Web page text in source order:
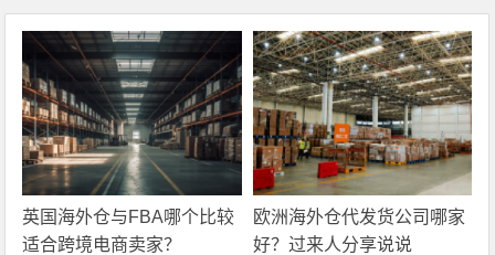
英国海外仓与FBA哪个比较
适合跨境电商卖家？
欧洲海外仓代发货公司哪家
好？过来人分享说说